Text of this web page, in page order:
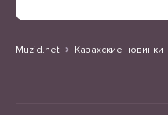
Muzid.net Казахские новинки